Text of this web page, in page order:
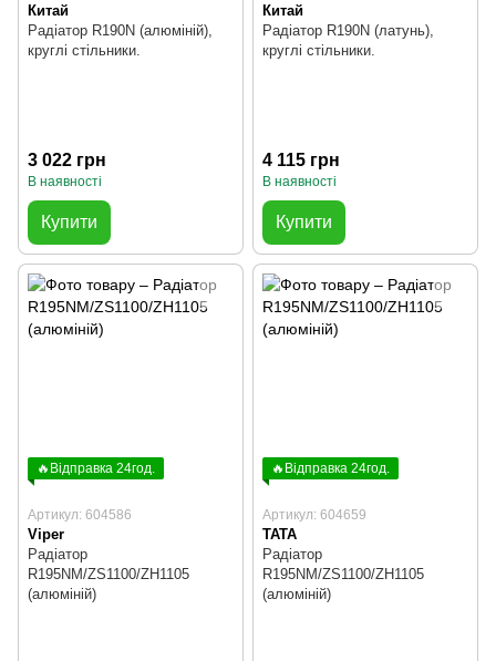
Китай
Радіатор R190N (алюміній),
круглі стільники.
3 022 грн
В наявності
Купити
Китай
Радіатор R190N (латунь),
круглі стільники.
4 115 грн
В наявності
Купити
🔥Відправка 24год.
Артикул: 604586
Viper
Радіатор
R195NM/ZS1100/ZH1105
(алюміній)
🔥Відправка 24год.
Артикул: 604659
TATA
Радіатор
R195NM/ZS1100/ZH1105
(алюміній)